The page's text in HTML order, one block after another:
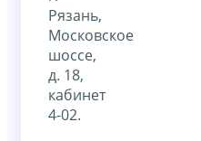
Рязань,
Московское
шоссе,
д. 18,
кабинет
4-02.